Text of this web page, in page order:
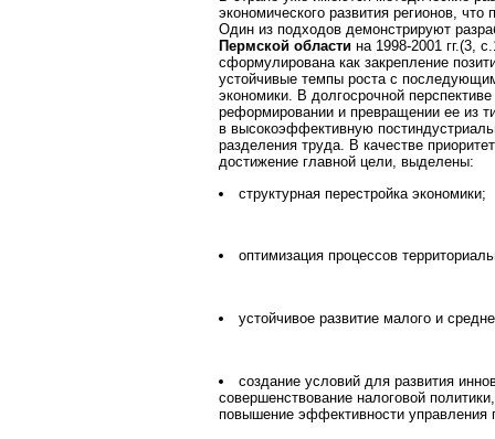
экономического развития регионов,
Один из подходов демонстрируют
Пермской области на 1998-2001 гг.(3,
сформулирована как закрепление
устойчивые темпы роста с
экономики. В долгосрочной
реформировании и превращении ее из
в высокоэффективную
разделения труда. В качестве
достижение главной цели, выделены:
структурная перестройка экономики;
оптимизация процессов
устойчивое развитие малого и
создание условий для развития
совершенствование налоговой
повышение эффективности управления